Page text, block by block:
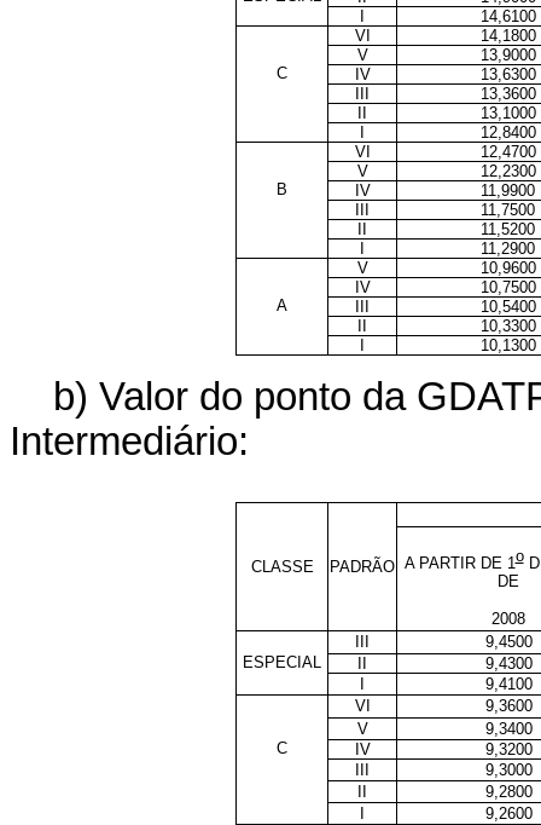
14,6100
VI
14,1800
V
13,9000
C
IV
13,6300
13,3600
13,1000
12,8400
VI
12,4700
V
12,2300
B
IV
11,9900
11,7500
11,5200
11,2900
V
10,9600
IV
10,7500
A
10,5400
10,3300
10,1300
b) Valor do ponto da
Intermediário:
CLASSE PADRÃO A PARTIR DE 1o
DE
2008
9,4500
ESPECIAL
9,4300
9,4100
VI
9,3600
V
9,3400
C
IV
9,3200
9,3000
9,2800
9,2600